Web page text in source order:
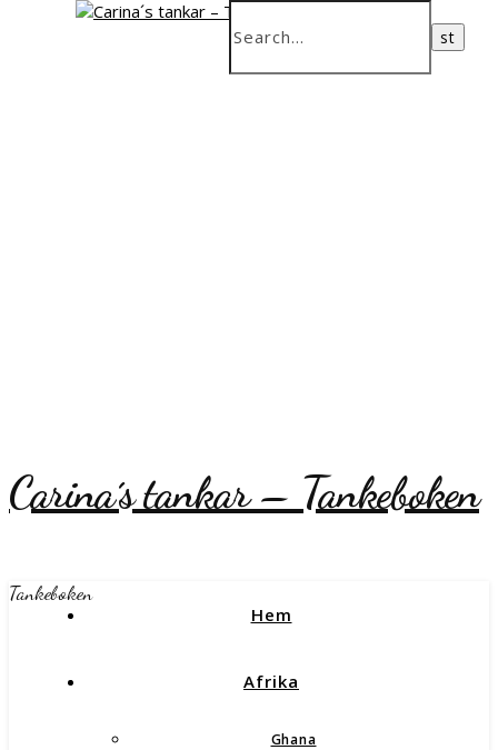
Carina´s tankar – Tankeboken
Tankeboken
Hem
Afrika
Ghana